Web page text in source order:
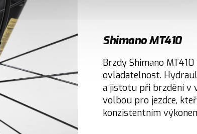
Shimano MT410
Brzdy Shimano
ovladatelnost.
a jistotu při brzdění v
volbou pro jezdce,
konzistentním